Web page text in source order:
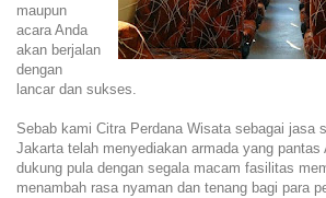
maupun
acara Anda
akan berjalan
dengan
lancar dan sukses.
Sebab kami Citra Perdana Wisata sebagai jasa
Jakarta telah menyediakan armada yang pantas
dukung pula dengan segala macam fasilitas
menambah rasa nyaman dan tenang bagi para